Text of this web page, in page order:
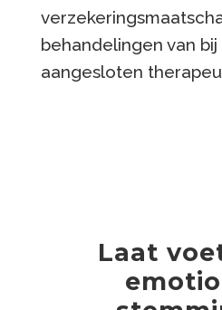
behandelingen van
aangesloten
Laat